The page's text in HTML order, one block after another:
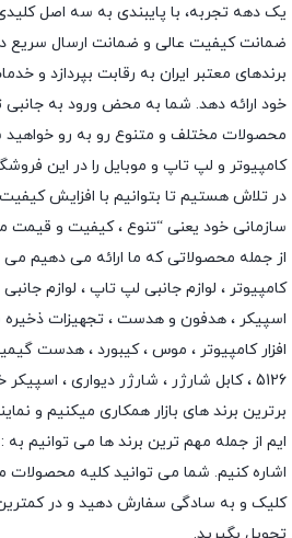
یک دهه تجربه، با پایبندی به سه اصل
ضمانت کیفیت عالی و ضمانت ارسال سریع در
برندهای معتبر ایران به رقابت بپردازد و
خود ارائه دهد. شما به محض ورود به
محصولات مختلف و متنوع رو به رو خواهید
کامپیوتر و لپ تاپ و موبایل را در این
در تلاش هستیم تا بتوانیم با افزایش
سازمانی خود یعنی “تنوع ، کیفیت و قیمت
از جمله محصولاتی که ما ارائه می دهیم می
کامپیوتر ، لوازم جانبی لپ تاپ ، لوازم
اسپیکر ، هدفون و هدست ، تجهیزات
افزار کامپیوتر ، موس ،کیبورد ، هدست
5126 ،
کابل شارژر ، شارژر دیواری ، اسپیکر
برترین برند های بازار همکاری میکنیم و
ایم از جمله مهم ترین برند ها می توانیم به :
اشاره کنیم. شما می توانید کلیه محصولات
کلیک و به سادگی سفارش دهید و در